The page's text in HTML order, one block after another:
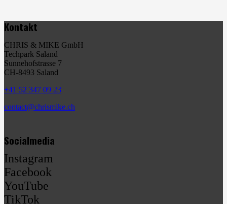
Kontakt
CHRIS & MIKE GmbH
Techpark Saland
Sunnehofstrasse 7
CH-8493 Saland
+41 52 347 09 23
contact@chrismike.ch
Socialmedia
Instagram
Facebook
YouTube
TikTok